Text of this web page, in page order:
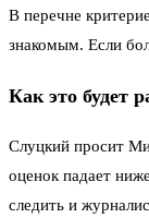
В перечне
знакомым. Если
Как это будет
Слуцкий просит
оценок падает
следить и